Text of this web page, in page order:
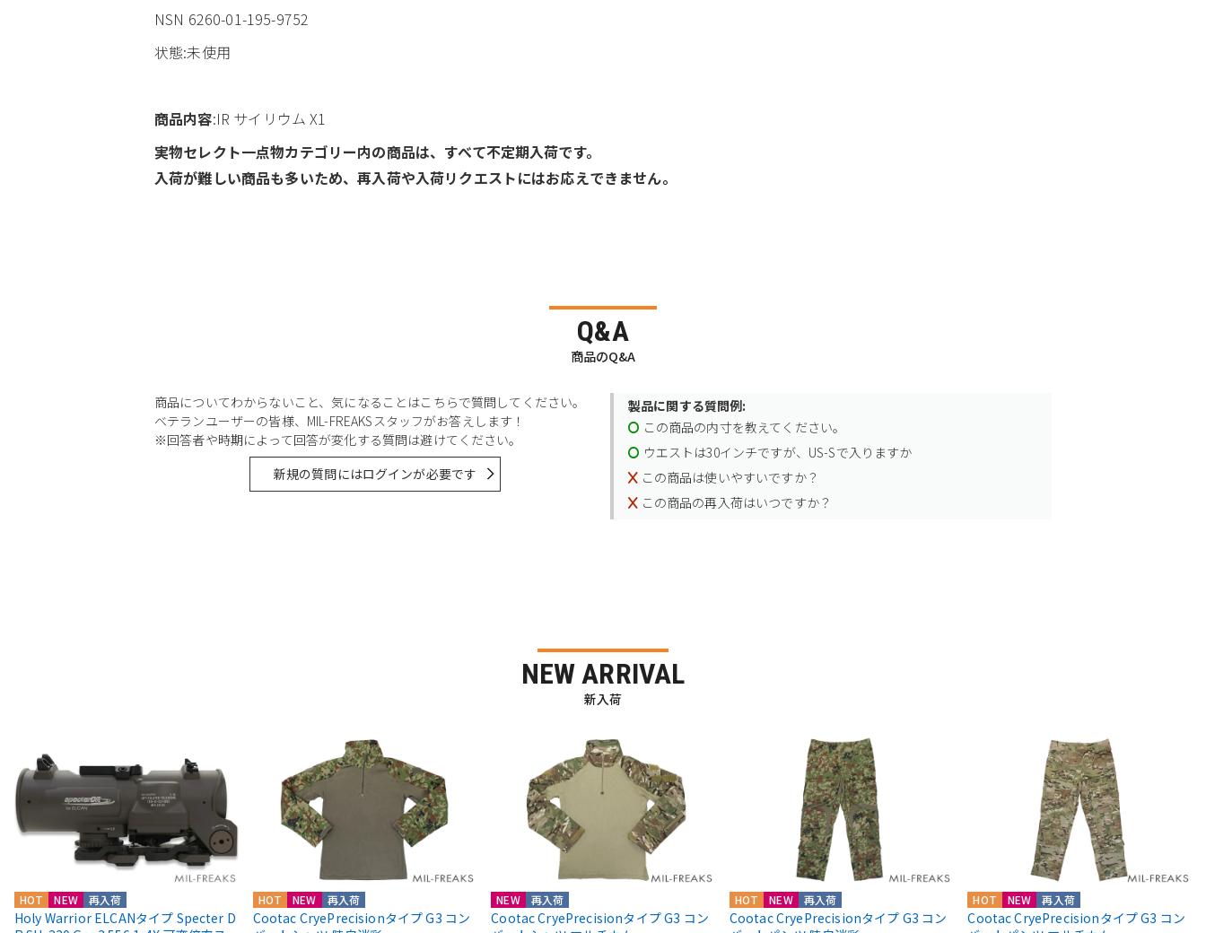
NSN 6260-01-195-9752
状態:未使用
商品内容:IR サイリウム X1
実物セレクト一点物カテゴリー内の商品は、すべて不定期入荷です。
入荷が難しい商品も多いため、再入荷や入荷リクエストにはお応えできません。
Q&A
商品のQ&A
商品についてわからないこと、気になることはこちらで質問してください。
ベテランユーザーの皆様、MIL-FREAKSスタッフがお答えします！
※回答者や時期によって回答が変化する質問は避けてください。
新規の質問にはログインが必要です
製品に関する質問例:
この商品の内寸を教えてください。
ウエストは30インチですが、US-Sで入りますか
この商品は使いやすいですか？
この商品の再入荷はいつですか？
NEW ARRIVAL
新入荷
HOT NEW 再入荷
Holy Warrior ELCANタイプ Specter D
HOT NEW 再入荷
Cootac CryePrecisionタイプ G3 コン
NEW 再入荷
Cootac CryePrecisionタイプ G3 コン
HOT NEW 再入荷
Cootac CryePrecisionタイプ G3 コン
HOT NEW 再入荷
Cootac CryePrecisionタイプ G3 コン